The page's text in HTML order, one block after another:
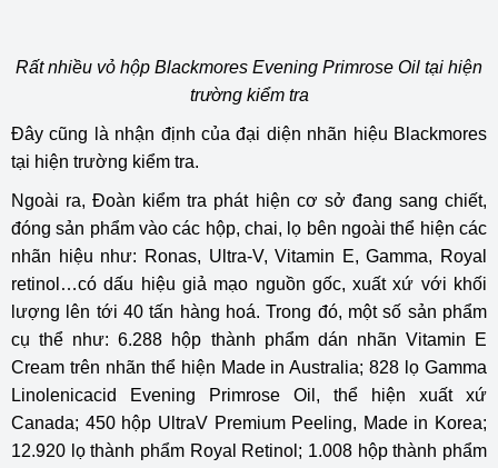
Rất nhiều vỏ hộp Blackmores Evening Primrose Oil tại hiện
trường kiểm tra
Đây cũng là nhận định của đại diện nhãn hiệu Blackmores
tại hiện trường kiểm tra.
Ngoài ra, Đoàn kiểm tra phát hiện cơ sở đang sang chiết,
đóng sản phẩm vào các hộp, chai, lọ bên ngoài thể hiện các
nhãn hiệu như: Ronas, Ultra-V, Vitamin E, Gamma, Royal
retinol…có dấu hiệu giả mạo nguồn gốc, xuất xứ với khối
lượng lên tới 40 tấn hàng hoá. Trong đó, một số sản phẩm
cụ thể như: 6.288 hộp thành phẩm dán nhãn Vitamin E
Cream trên nhãn thể hiện Made in Australia; 828 lọ Gamma
Linolenicacid Evening Primrose Oil, thể hiện xuất xứ
Canada; 450 hộp UltraV Premium Peeling, Made in Korea;
12.920 lọ thành phẩm Royal Retinol; 1.008 hộp thành phẩm